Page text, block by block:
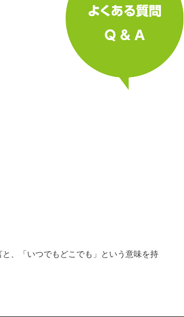
、「いつでもどこでも」という意味を持